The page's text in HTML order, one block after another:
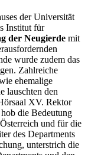
der Universität
Institut für
der Neugierde mit
wurde zudem das
Zahlreiche
ehemalige
lauschten den
XV. Rektor
hob die Bedeutung
und für die
des Departments
unterstrich die